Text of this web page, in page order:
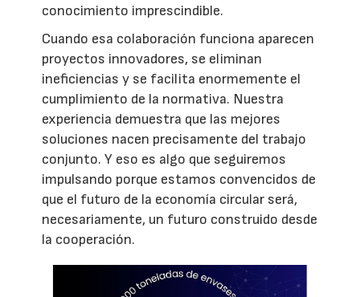
conocimiento imprescindible.
Cuando esa colaboración funciona aparecen
proyectos innovadores, se eliminan
ineficiencias y se facilita enormemente el
cumplimiento de la normativa. Nuestra
experiencia demuestra que las mejores
soluciones nacen precisamente del trabajo
conjunto. Y eso es algo que seguiremos
impulsando porque estamos convencidos de
que el futuro de la economía circular será,
necesariamente, un futuro construido desde
la cooperación.